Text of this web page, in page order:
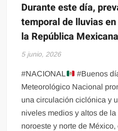
Durante este día,
temporal de lluvias
la República Mexicana
5 junio, 2026
#NACIONAL #Buenos
Meteorológico Nacional
una circulación ciclónica y
niveles medios y altos de
noroeste y norte de